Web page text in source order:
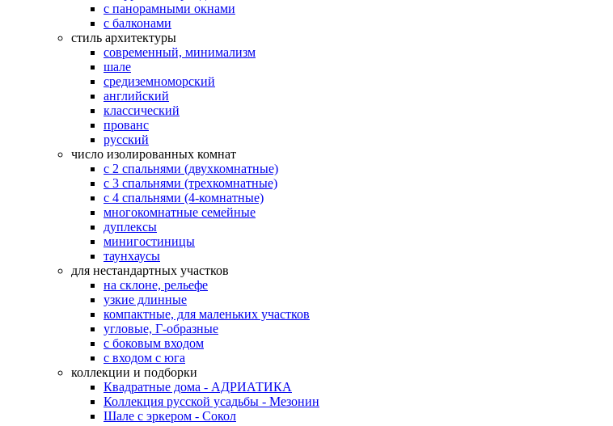
с панорамными окнами
с балконами
стиль архитектуры
современный, минимализм
шале
средиземноморский
английский
классический
прованс
русский
число изолированных комнат
с 2 спальнями (двухкомнатные)
с 3 спальнями (трехкомнатные)
с 4 спальнями (4-комнатные)
многокомнатные семейные
дуплексы
минигостиницы
таунхаусы
для нестандартных участков
на склоне, рельефе
узкие длинные
компактные, для маленьких участков
угловые, Г-образные
с боковым входом
с входом с юга
коллекции и подборки
Квадратные дома - АДРИАТИКА
Коллекция русской усадьбы - Мезонин
Шале с эркером - Сокол